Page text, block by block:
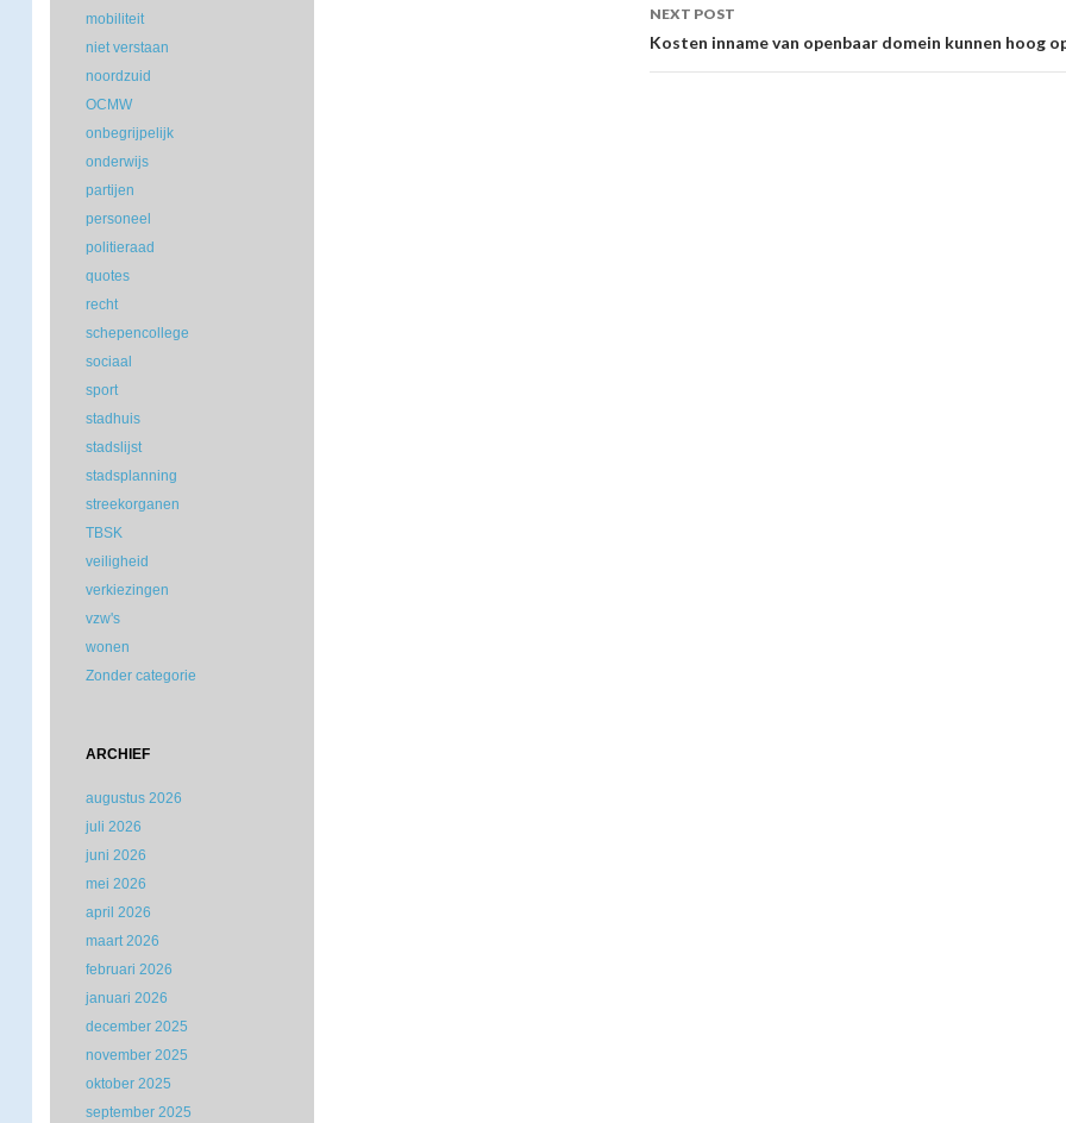
NEXT POST
Kosten inname van openbaar domein kunnen hoog
mobiliteit
niet verstaan
noordzuid
OCMW
onbegrijpelijk
onderwijs
partijen
personeel
politieraad
quotes
recht
schepencollege
sociaal
sport
stadhuis
stadslijst
stadsplanning
streekorganen
TBSK
veiligheid
verkiezingen
vzw's
wonen
Zonder categorie
ARCHIEF
augustus 2026
juli 2026
juni 2026
mei 2026
april 2026
maart 2026
februari 2026
januari 2026
december 2025
november 2025
oktober 2025
september 2025